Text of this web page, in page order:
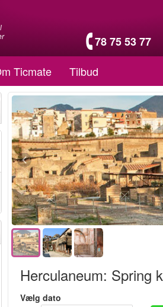
78 75 53 77
Ticmate Tilbud
Herculaneum: Spring
Vælg dato